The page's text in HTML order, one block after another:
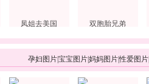
凤姐去美国 双胞胎兄弟
孕妇图片宝宝图片妈妈图片性爱图片